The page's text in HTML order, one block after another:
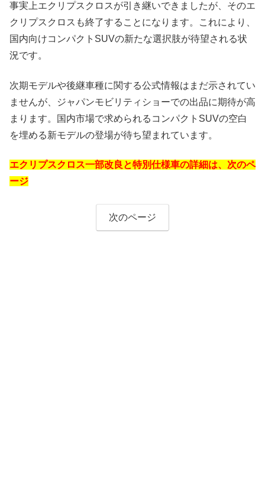
事実上エクリプスクロスが引き継いできましたが、そのエ
クリプスクロスも終了することになります。これにより、
国内向けコンパクトSUVの新たな選択肢が待望される状
況です。
次期モデルや後継車種に関する公式情報はまだ示されてい
ませんが、ジャパンモビリティショーでの出品に期待が高
まります。国内市場で求められるコンパクトSUVの空白
を埋める新モデルの登場が待ち望まれています。
エクリプスクロス一部改良と特別仕様車の詳細は、次のペ
ージ
次のページ